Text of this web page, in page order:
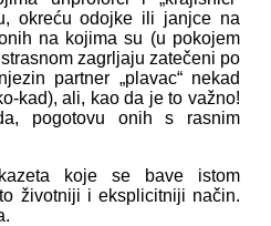
okreću odojke ili janjce na
na kojima su (u pokojem
zagrljaju zatečeni po
partner „plavac“ nekad
kad), ali, kao da je to važno!
pogotovu onih s rasnim
koje se bave istom
životniji i eksplicitniji način.